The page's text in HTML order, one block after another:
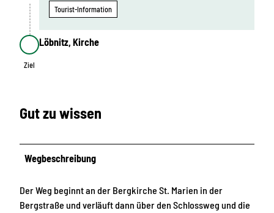
Tourist-Information
Ziel
Ziel
Löbnitz, Kirche
Gut zu wissen
Wegbeschreibung
Der Weg beginnt an der Bergkirche St. Marien in der
Bergstraße und verläuft dann über den Schlossweg und die